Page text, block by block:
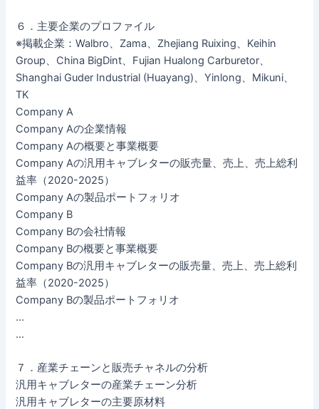
６．主要企業のプロファイル
※掲載企業：Walbro、Zama、Zhejiang Ruixing、Keihin
Group、China BigDint、Fujian Hualong Carburetor、
Shanghai Guder Industrial (Huayang)、Yinlong、Mikuni、
TK
Company A
Company Aの企業情報
Company Aの概要と事業概要
Company Aの汎用キャブレターの販売量、売上、売上総利
益率（2020-2025）
Company Aの製品ポートフォリオ
Company B
Company Bの会社情報
Company Bの概要と事業概要
Company Bの汎用キャブレターの販売量、売上、売上総利
益率（2020-2025）
Company Bの製品ポートフォリオ
…
…
７．産業チェーンと販売チャネルの分析
汎用キャブレターの産業チェーン分析
汎用キャブレターの主要原材料